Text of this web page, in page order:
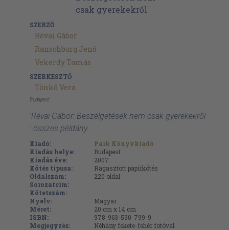
SZERZŐ
Révai Gábor
Ranschburg Jenő
Vekerdy Tamás
SZERKESZTŐ
Tönkő Vera
Budapest
'Révai Gábor: Beszélgetések nem csak gyerekekről
' összes példány
Kiadó:
Park Könyvkiadó
Kiadás helye:
Budapest
Kiadás éve:
2007
Kötés típusa:
Ragasztott papírkötés
Oldalszám:
220 oldal
Sorozatcím:
Kötetszám:
Nyelv:
Magyar
Méret:
20 cm x 14 cm
ISBN:
978-963-530-799-9
Megjegyzés:
Néhány fekete-fehér fotóval.